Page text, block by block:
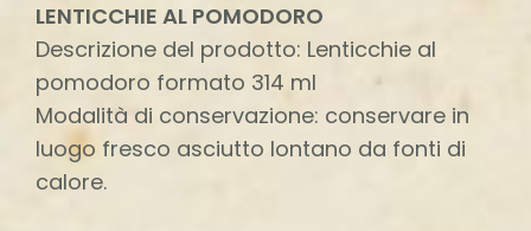
LENTICCHIE AL POMODORO
Descrizione del prodotto: Lenticchie al
pomodoro formato 314 ml
Modalità di conservazione: conservare in
luogo fresco asciutto lontano da fonti di
calore.